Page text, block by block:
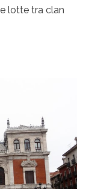
lotte tra clan